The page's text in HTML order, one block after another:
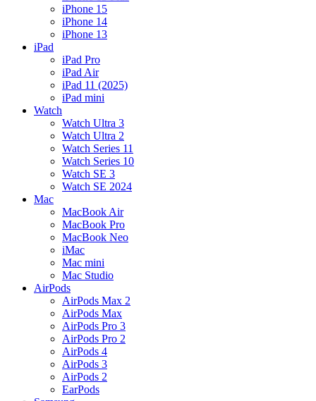
iPhone 15
iPhone 14
iPhone 13
iPad
iPad Pro
iPad Air
iPad 11 (2025)
iPad mini
Watch
Watch Ultra 3
Watch Ultra 2
Watch Series 11
Watch Series 10
Watch SE 3
Watch SE 2024
Mac
MacBook Air
MacBook Pro
MacBook Neo
iMac
Mac mini
Mac Studio
AirPods
AirPods Max 2
AirPods Max
AirPods Pro 3
AirPods Pro 2
AirPods 4
AirPods 3
AirPods 2
EarPods